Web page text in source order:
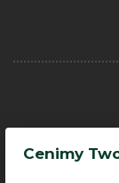
Cenimy